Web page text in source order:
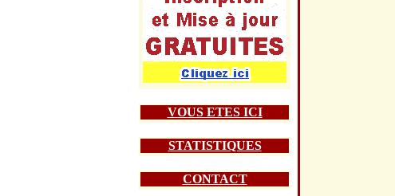
VOUS ETES ICI
STATISTIQUES
CONTACT